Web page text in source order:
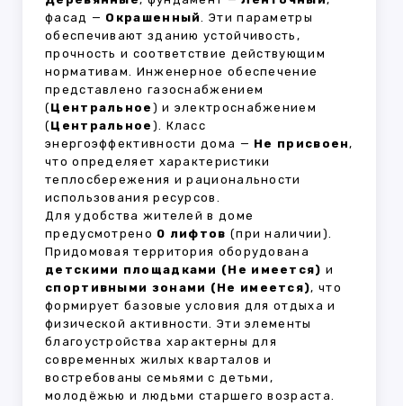
фасад — Окрашенный. Эти параметры
обеспечивают зданию устойчивость,
прочность и соответствие действующим
нормативам. Инженерное обеспечение
представлено газоснабжением
(Центральное ) и электроснабжением
(Центральное ). Класс
энергоэффективности дома — Не присвоен,
что определяет характеристики
теплосбережения и рациональности
использования ресурсов.
Для удобства жителей в доме
предусмотрено 0 лифтов (при наличии).
Придомовая территория оборудована
детскими площадками (Не имеется) и
спортивными зонами (Не имеется), что
формирует базовые условия для отдыха и
физической активности. Эти элементы
благоустройства характерны для
современных жилых кварталов и
востребованы семьями с детьми,
молодёжью и людьми старшего возраста.